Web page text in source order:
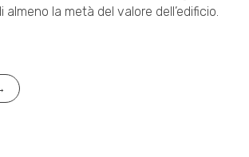
la metà del valore dell’edificio.